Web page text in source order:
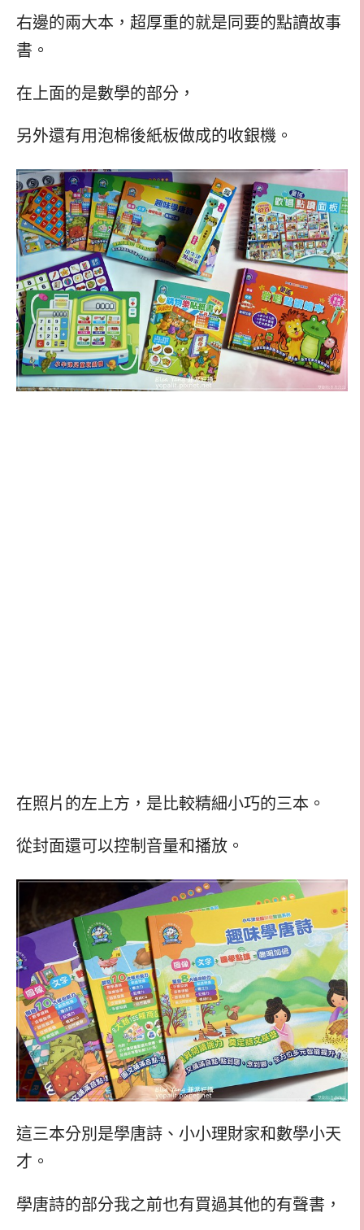
右邊的兩大本，超厚重的就是同要的點讀故事
書。
在上面的是數學的部分，
另外還有用泡棉後紙板做成的收銀機。
在照片的左上方，是比較精細小巧的三本。
從封面還可以控制音量和播放。
這三本分別是學唐詩、小小理財家和數學小天
才。
學唐詩的部分我之前也有買過其他的有聲書，